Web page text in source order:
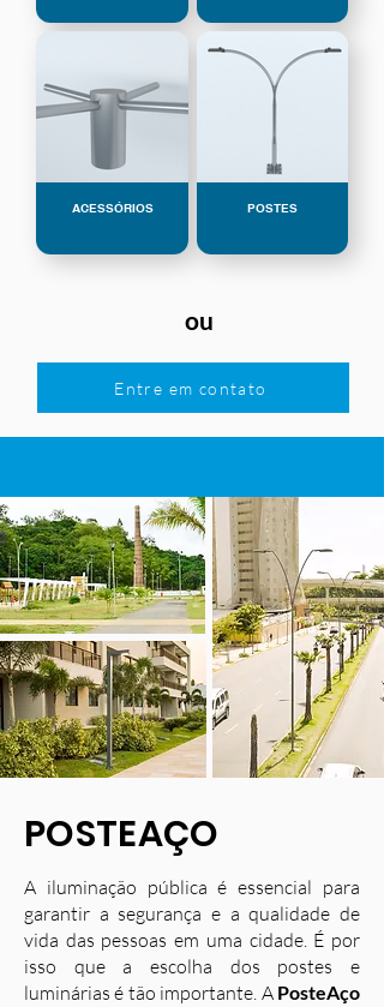
ACESSÓRIOS POSTES
ou
Entre em contato
POSTEAÇO
A iluminação pública é essencial para
garantir a segurança e a qualidade de
vida das pessoas em uma cidade. É por
isso que a escolha dos postes e
luminárias é tão importante. A PosteAço